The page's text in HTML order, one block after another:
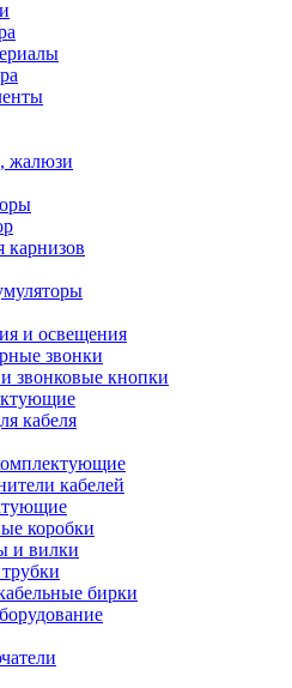
жалюзи
карнизов
и освещения
звонки
звонковые кнопки
кабеля
кабелей
коробки
и вилки
бирки